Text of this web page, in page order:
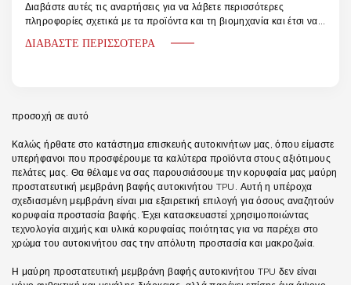
Διαβάστε αυτές τις αναρτήσεις για να λάβετε περισσότερες
πληροφορίες σχετικά με τα προϊόντα και τη βιομηχανία και έτσι να
ΔΙΑΒΆΣΤΕ ΠΕΡΙΣΣΌΤΕΡΑ
προσοχή σε αυτό
Καλώς ήρθατε στο κατάστημα επισκευής αυτοκινήτων μας, όπου είμαστε
υπερήφανοι που προσφέρουμε τα καλύτερα προϊόντα στους αξιότιμους
πελάτες μας. Θα θέλαμε να σας παρουσιάσουμε την κορυφαία μας μαύρη
προστατευτική μεμβράνη βαφής αυτοκινήτου TPU. Αυτή η υπέροχα
σχεδιασμένη μεμβράνη είναι μια εξαιρετική επιλογή για όσους αναζητούν
κορυφαία προστασία βαφής. Έχει κατασκευαστεί χρησιμοποιώντας
τεχνολογία αιχμής και υλικά κορυφαίας ποιότητας για να παρέχει στο
χρώμα του αυτοκινήτου σας την απόλυτη προστασία και μακροζωία.
Η μαύρη προστατευτική μεμβράνη βαφής αυτοκινήτου TPU δεν είναι